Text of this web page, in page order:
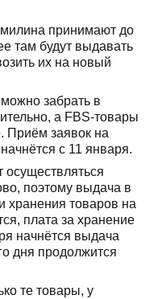
принимают до
там будут выдавать
их на новый
забрать в
а FBS-товары
Приём заявок на
с 11 января.
осуществляться
поэтому выдача в
хранения товаров на
плата за хранение
начнётся выдача
дня продолжится
те товары, у